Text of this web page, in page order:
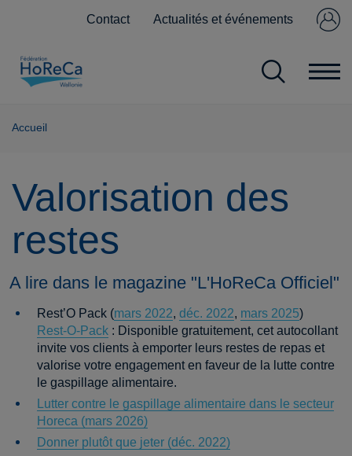
Contact Actualités et événements
membre ?
Accueil
Valorisation des
restes
A lire dans le magazine "L'HoReCa Officiel"
Rest’O Pack (mars 2022, déc. 2022, mars 2025)
Rest-O-Pack : Disponible gratuitement, cet autocollant
invite vos clients à emporter leurs restes de repas et
valorise votre engagement en faveur de la lutte contre
le gaspillage alimentaire.
Lutter contre le gaspillage alimentaire dans le secteur
Horeca (mars 2026)
Donner plutôt que jeter (déc. 2022)